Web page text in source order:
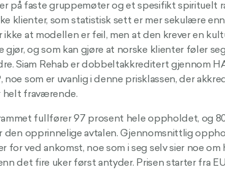
på faste gruppemøter og et spesifikt spirituelt
klienter, som statistisk sett er mer sekulære enn
at modellen er feil, men at den krever en
gjør, og som kan gjøre at norske klienter føler
Siam Rehab er dobbeltakkreditert gjennom
noe som er uvanlig i denne prisklassen, der
helt fraværende.
fullfører 97 prosent hele oppholdet, og
den opprinnelige avtalen. Gjennomsnittlig
for ved ankomst, noe som i seg selv sier noe om
det fire uker først antyder. Prisen starter fra